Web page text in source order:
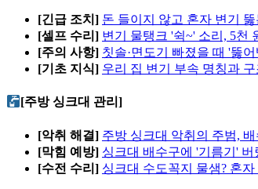
[긴급 조치] 돈 들이지 않고 혼자 변기
[셀프 수리] 변기 물탱크 '쉭~' 소리, 5천
[주의 사항] 칫솔·면도기 빠졌을 때 '뚫
[기초 지식] 우리 집 변기 부속 명칭과 구
[주방 싱크대 관리]
[악취 해결] 주방 싱크대 악취의 주범,
[막힘 예방] 싱크대 배수구에 '기름기'
[수전 수리] 싱크대 수도꼭지 물샘? 혼